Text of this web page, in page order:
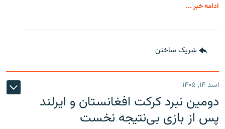
ادامه خبر ...
شریک ساختن
اسد ۱۴, ۱۴۰۵
دومین نبرد کرکت افغانستان و ایرلند
پس از بازی بی‌نتیجه نخست